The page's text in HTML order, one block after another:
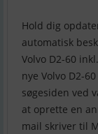
Hold dig
automatisk
Volvo D2-60
nye Volvo D2-
søgesiden ved
at oprette en
mail skriver til